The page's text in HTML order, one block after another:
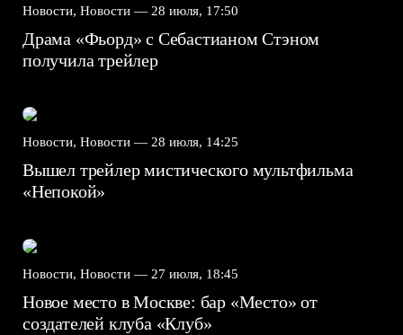
Новости, Новости — 28 июля, 17:50
Драма «Фьорд» с Себастианом Стэном
получила трейлер
Новости, Новости — 28 июля, 14:25
Вышел трейлер мистического мультфильма
«Непокой»
Новости, Новости — 27 июля, 18:45
Новое место в Москве: бар «Место» от
создателей клуба «Клуб»